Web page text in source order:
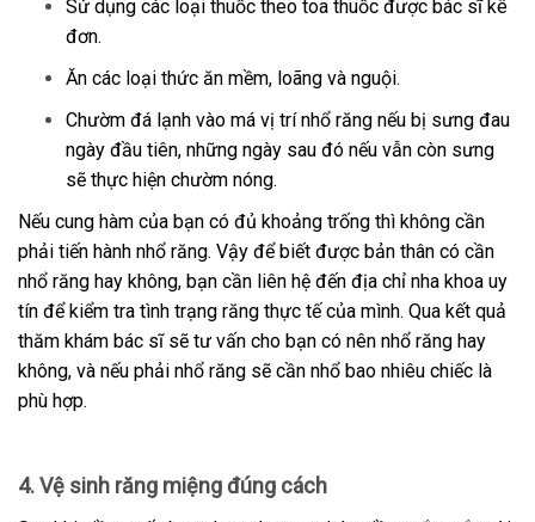
Sử dụng các loại thuốc theo toa thuốc được bác sĩ kê
đơn.
Ăn các loại thức ăn mềm, loãng và nguội.
Chườm đá lạnh vào má vị trí nhổ răng nếu bị sưng đau
ngày đầu tiên, những ngày sau đó nếu vẫn còn sưng
sẽ thực hiện chườm nóng.
Nếu cung hàm của bạn có đủ khoảng trống thì không cần
phải tiến hành nhổ răng. Vậy để biết được bản thân có cần
nhổ răng hay không, bạn cần liên hệ đến địa chỉ nha khoa uy
tín để kiểm tra tình trạng răng thực tế của mình. Qua kết quả
thăm khám bác sĩ sẽ tư vấn cho bạn có nên nhổ răng hay
không, và nếu phải nhổ răng sẽ cần nhổ bao nhiêu chiếc là
phù hợp.
4. Vệ sinh răng miệng đúng cách